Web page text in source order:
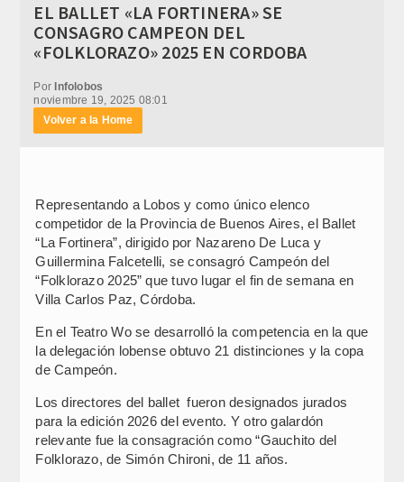
EL BALLET «LA FORTINERA» SE
CONSAGRO CAMPEON DEL
«FOLKLORAZO» 2025 EN CORDOBA
Por Infolobos
noviembre 19, 2025 08:01
Volver a la Home
Representando a Lobos y como único elenco
competidor de la Provincia de Buenos Aires, el Ballet
“La Fortinera”, dirigido por Nazareno De Luca y
Guillermina Falcetelli, se consagró Campeón del
“Folklorazo 2025” que tuvo lugar el fin de semana en
Villa Carlos Paz, Córdoba.
En el Teatro Wo se desarrolló la competencia en la que
la delegación lobense obtuvo 21 distinciones y la copa
de Campeón.
Los directores del ballet fueron designados jurados
para la edición 2026 del evento. Y otro galardón
relevante fue la consagración como “Gauchito del
Folklorazo, de Simón Chironi, de 11 años.